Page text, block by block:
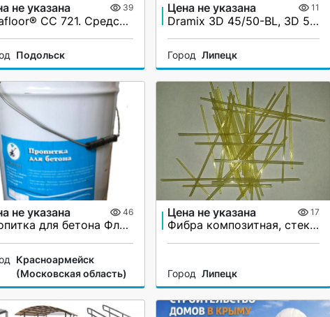
не указана 39
Sikafloor® CC 721. Средство для ухода за бетоном. Пропитка
Подольск
Цена не указана 11
Dramix 3D 45/50-BL, 3D 55/60-BL, 4D 55/60-BL. Фибра стальная анкерная
Город Липецк
не указана 46
Пропитка для бетона Флорсил
Красноармейск
(Московская область)
Цена не указана 17
Фибра композитная, стеклопластиковая FibraMax
Город Липецк